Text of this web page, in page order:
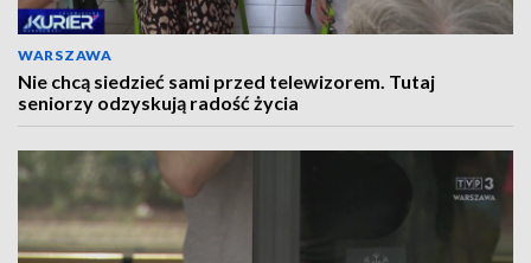
WARSZAWA
Nie chcą siedzieć sami przed telewizorem. Tutaj
seniorzy odzyskują radość życia